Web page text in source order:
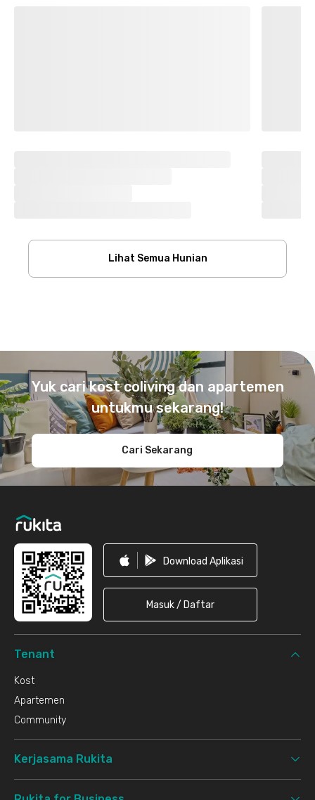
Lihat Semua Hunian
Yuk cari kost coliving dan apartemen
untukmu sekarang!
Cari Sekarang
Download Aplikasi
Masuk / Daftar
Tenant
Kost
Apartemen
Community
Kerjasama Rukita